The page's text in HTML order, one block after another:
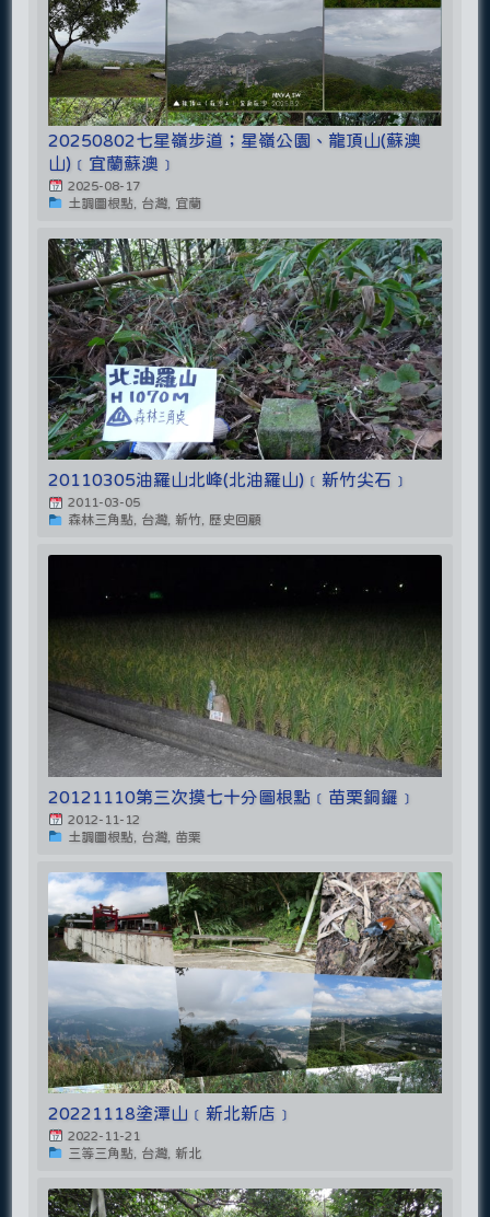
20250802七星嶺步道；星嶺公園、龍頂山(蘇澳
山)﹝宜蘭蘇澳﹞
2025-08-17
土調圖根點, 台灣, 宜蘭
20110305油羅山北峰(北油羅山)﹝新竹尖石﹞
2011-03-05
森林三角點, 台灣, 新竹, 歷史回顧
20121110第三次摸七十分圖根點﹝苗栗銅鑼﹞
2012-11-12
土調圖根點, 台灣, 苗栗
20221118塗潭山﹝新北新店﹞
2022-11-21
三等三角點, 台灣, 新北